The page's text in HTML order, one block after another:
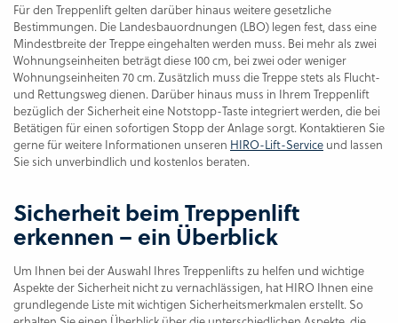
Für den Treppenlift gelten darüber hinaus weitere gesetzliche
Bestimmungen. Die Landesbauordnungen (LBO) legen fest, dass eine
Mindestbreite der Treppe eingehalten werden muss. Bei mehr als zwei
Wohnungseinheiten beträgt diese 100 cm, bei zwei oder weniger
Wohnungseinheiten 70 cm. Zusätzlich muss die Treppe stets als Flucht-
und Rettungsweg dienen. Darüber hinaus muss in Ihrem Treppenlift
bezüglich der Sicherheit eine Notstopp-Taste integriert werden, die bei
Betätigen für einen sofortigen Stopp der Anlage sorgt. Kontaktieren Sie
gerne für weitere Informationen unseren HIRO-Lift-Service und lassen
Sie sich unverbindlich und kostenlos beraten.
Sicherheit beim Treppenlift
erkennen – ein Überblick
Um Ihnen bei der Auswahl Ihres Treppenlifts zu helfen und wichtige
Aspekte der Sicherheit nicht zu vernachlässigen, hat HIRO Ihnen eine
grundlegende Liste mit wichtigen Sicherheitsmerkmalen erstellt. So